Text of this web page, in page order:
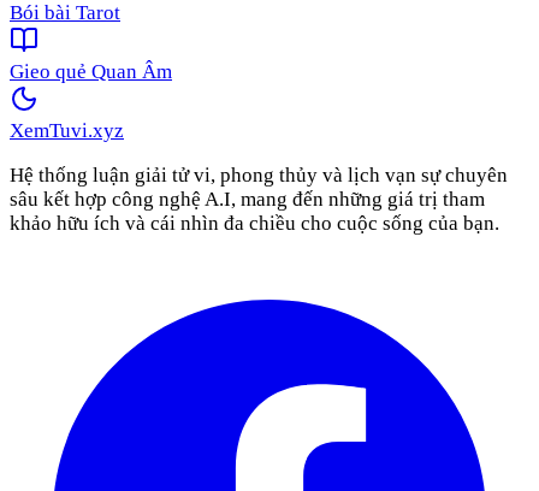
Bói bài Tarot
Gieo quẻ Quan Âm
XemTuvi.xyz
Hệ thống luận giải tử vi, phong thủy và lịch vạn sự chuyên
sâu kết hợp công nghệ A.I, mang đến những giá trị tham
khảo hữu ích và cái nhìn đa chiều cho cuộc sống của bạn.